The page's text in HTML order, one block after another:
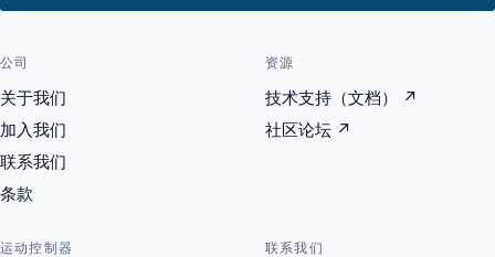
公司
关于我们
加入我们
联系我们
条款
资源
技术支持（文档）
↗
社区论坛↗
运动控制器 联系我们